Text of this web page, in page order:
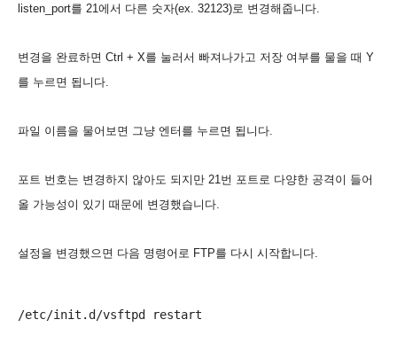
listen_port를 21에서 다른 숫자(ex. 32123)로 변경해줍니다.
변경을 완료하면 Ctrl + X를 눌러서 빠져나가고 저장 여부를 물을 때 Y
를 누르면 됩니다.
파일 이름을 물어보면 그냥 엔터를 누르면 됩니다.
포트 번호는 변경하지 않아도 되지만 21번 포트로 다양한 공격이 들어
올 가능성이 있기 때문에 변경했습니다.
설정을 변경했으면 다음 명령어로 FTP를 다시 시작합니다.